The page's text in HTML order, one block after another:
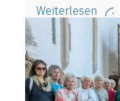
Weiterlesen